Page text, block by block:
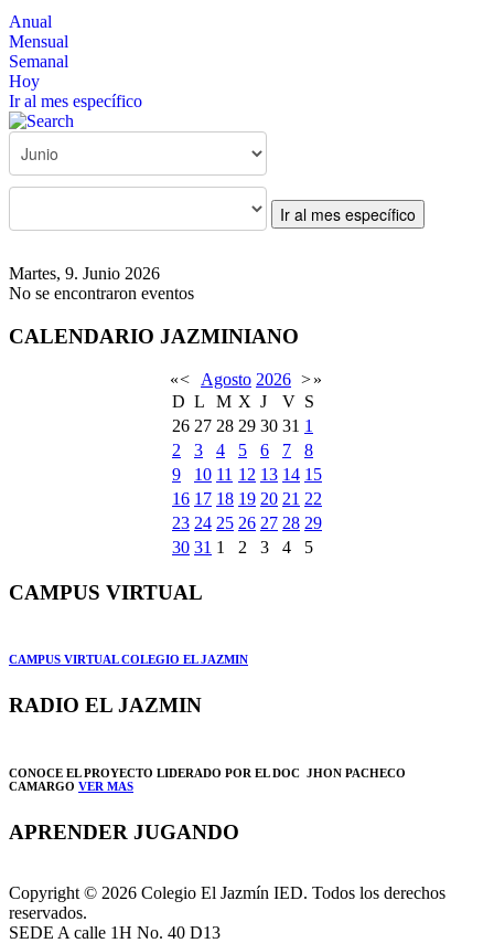
Anual
Mensual
Semanal
Hoy
Ir al mes específico
Ir al mes específico
Martes, 9. Junio 2026
No se encontraron eventos
CALENDARIO JAZMINIANO
«< Agosto 2026 >»
D L M X J V S
26 27 28 29 30 31 1
2
3 4 5 6 7
8
9
10 11 12 13 14 15
16 17 18 19 20 21 22
23 24 25 26 27 28 29
30 31 1 2 3 4 5
CAMPUS VIRTUAL
CAMPUS VIRTUAL COLEGIO EL JAZMIN
RADIO EL JAZMIN
CONOCE EL PROYECTO LIDERADO POR EL DOC JHON PACHECO
CAMARGO VER MAS
APRENDER JUGANDO
Copyright © 2026 Colegio El Jazmín IED. Todos los derechos
reservados.
SEDE A calle 1H No. 40 D13